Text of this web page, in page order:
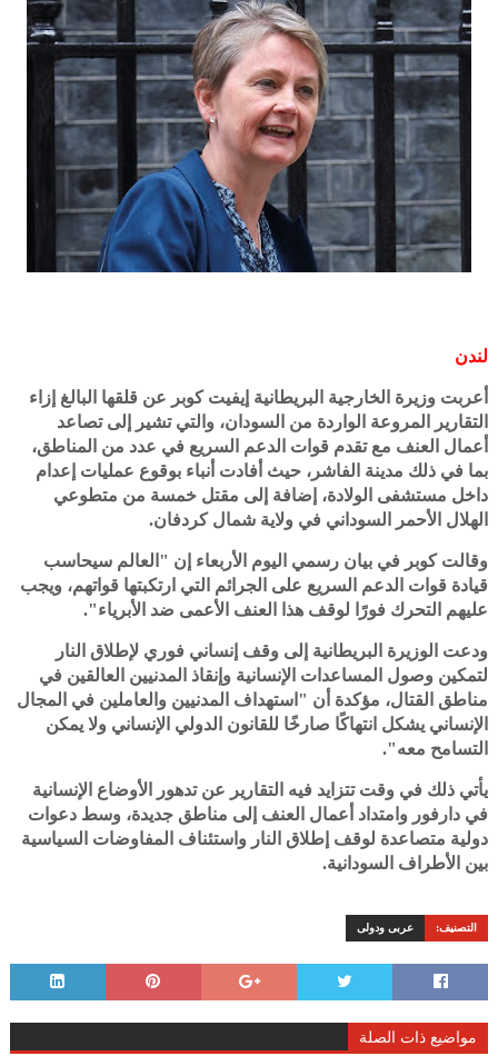
لندن
أعربت وزيرة الخارجية البريطانية إيفيت كوبر عن قلقها البالغ إزاء
التقارير المروعة الواردة من السودان، والتي تشير إلى تصاعد
أعمال العنف مع تقدم قوات الدعم السريع في عدد من المناطق،
بما في ذلك مدينة الفاشر، حيث أفادت أنباء بوقوع عمليات إعدام
داخل مستشفى الولادة، إضافة إلى مقتل خمسة من متطوعي
الهلال الأحمر السوداني في ولاية شمال كردفان.
وقالت كوبر في بيان رسمي اليوم الأربعاء إن "العالم سيحاسب
قيادة قوات الدعم السريع على الجرائم التي ارتكبتها قواتهم، ويجب
عليهم التحرك فورًا لوقف هذا العنف الأعمى ضد الأبرياء".
ودعت الوزيرة البريطانية إلى وقف إنساني فوري لإطلاق النار
لتمكين وصول المساعدات الإنسانية وإنقاذ المدنيين العالقين في
مناطق القتال، مؤكدة أن "استهداف المدنيين والعاملين في المجال
الإنساني يشكل انتهاكًا صارخًا للقانون الدولي الإنساني ولا يمكن
التسامح معه".
يأتي ذلك في وقت تتزايد فيه التقارير عن تدهور الأوضاع الإنسانية
في دارفور وامتداد أعمال العنف إلى مناطق جديدة، وسط دعوات
دولية متصاعدة لوقف إطلاق النار واستئناف المفاوضات السياسية
بين الأطراف السودانية.
التصنيف: عربى ودولى
مواضيع ذات الصلة